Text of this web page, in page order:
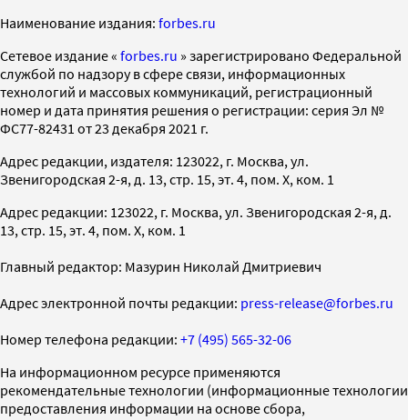
Наименование издания: forbes.ru
Cетевое издание « forbes.ru » зарегистрировано Федеральной
службой по надзору в сфере связи, информационных
технологий и массовых коммуникаций, регистрационный
номер и дата принятия решения о регистрации: серия Эл №
ФС77-82431 от 23 декабря 2021 г.
Адрес редакции, издателя: 123022, г. Москва, ул.
Звенигородская 2-я, д. 13, стр. 15, эт. 4, пом. X, ком. 1
Адрес редакции: 123022, г. Москва, ул. Звенигородская 2-я, д.
13, стр. 15, эт. 4, пом. X, ком. 1
Главный редактор: Мазурин Николай Дмитриевич
Адрес электронной почты редакции: press-release@forbes.ru
Номер телефона редакции: +7 (495) 565-32-06
На информационном ресурсе применяются
рекомендательные технологии (информационные технологии
предоставления информации на основе сбора,